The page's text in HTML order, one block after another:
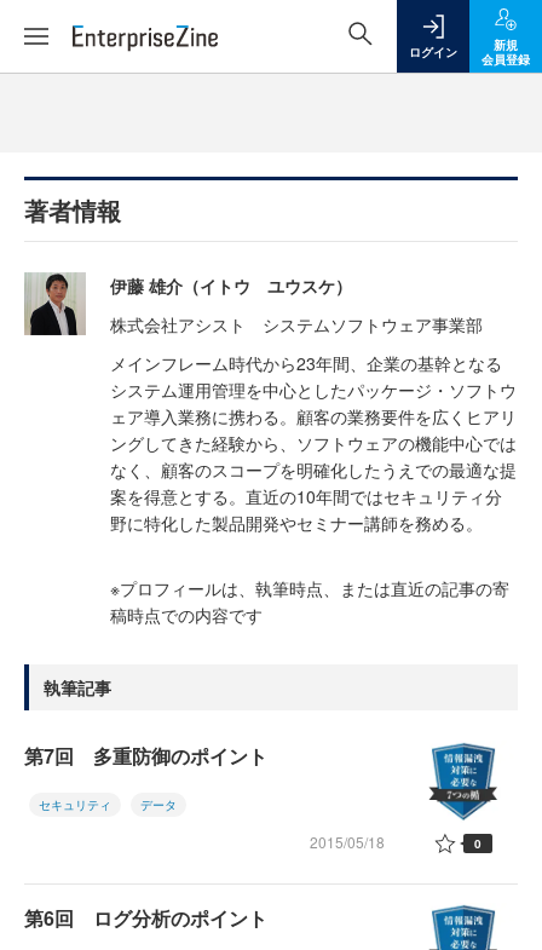
ログイン
新規
会員登録
著者情報
伊藤 雄介（イトウ ユウスケ）
株式会社アシスト システムソフトウェア事業部
メインフレーム時代から23年間、企業の基幹となる
システム運用管理を中心としたパッケージ・ソフトウ
ェア導入業務に携わる。顧客の業務要件を広くヒアリ
ングしてきた経験から、ソフトウェアの機能中心では
なく、顧客のスコープを明確化したうえでの最適な提
案を得意とする。直近の10年間ではセキュリティ分
野に特化した製品開発やセミナー講師を務める。
※プロフィールは、執筆時点、または直近の記事の寄
稿時点での内容です
執筆記事
第7回 多重防御のポイント
セキュリティ データ
2015/05/18 0
第6回 ログ分析のポイント